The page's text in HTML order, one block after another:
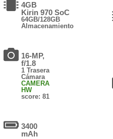
4GB
Kirin 970 SoC
64GB/128GB
Almacenamiento
16-MP,
f/1.8
1 Trasera
Cámara
CAMERA
HW
score: 81
3400
mAh